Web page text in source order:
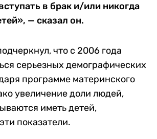
в брак и/или никогда
— сказал он.
что с 2006 года
серьезных демографических
программе материнского
увеличение доли людей,
иметь детей,
показатели.